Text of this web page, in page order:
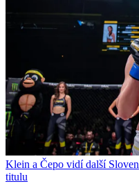
Klein a Čepo vidí další
titulu